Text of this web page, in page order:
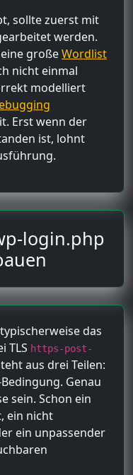
sollte zuerst mit
werden.
großeWordlist
nicht einmal
modelliert
Erst wenn der
ist, lohnt
login.php
das
TLS https-post-
aus drei Teilen:
Genau
sein. Schon ein
ein nicht
ein unpassender